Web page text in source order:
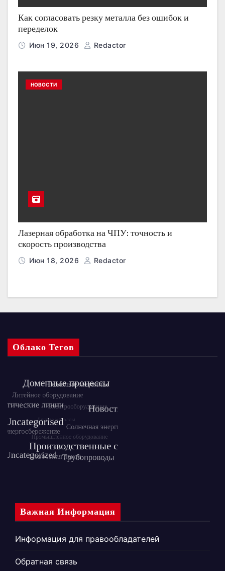
Как согласовать резку металла без ошибок и
переделок
Июн 19, 2026 Redactor
НОВОСТИ
Лазерная обработка на ЧПУ: точность и
скорость производства
Июн 18, 2026 Redactor
Облако Тегов
Важная Информация
Информация для правообладателей
Обратная связь